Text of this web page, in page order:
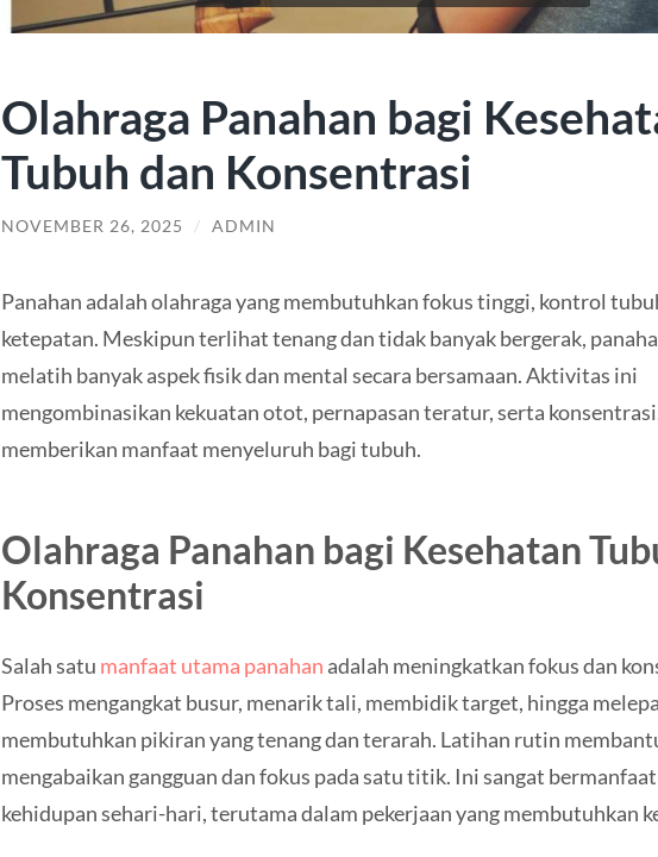
Olahraga Panahan bagi
Tubuh dan Konsentrasi
NOVEMBER 26, 2025 / ADMIN
Panahan adalah olahraga yang membutuhkan fokus tinggi, kontrol
ketepatan. Meskipun terlihat tenang dan tidak banyak bergerak,
melatih banyak aspek fisik dan mental secara bersamaan. Aktivitas ini
mengombinasikan kekuatan otot, pernapasan teratur, serta
memberikan manfaat menyeluruh bagi tubuh.
Olahraga Panahan bagi Kesehatan
Konsentrasi
Salah satu manfaat utama panahan adalah meningkatkan fokus dan
Proses mengangkat busur, menarik tali, membidik target, hingga
membutuhkan pikiran yang tenang dan terarah. Latihan rutin
mengabaikan gangguan dan fokus pada satu titik. Ini sangat
kehidupan sehari-hari, terutama dalam pekerjaan yang membutuhkan